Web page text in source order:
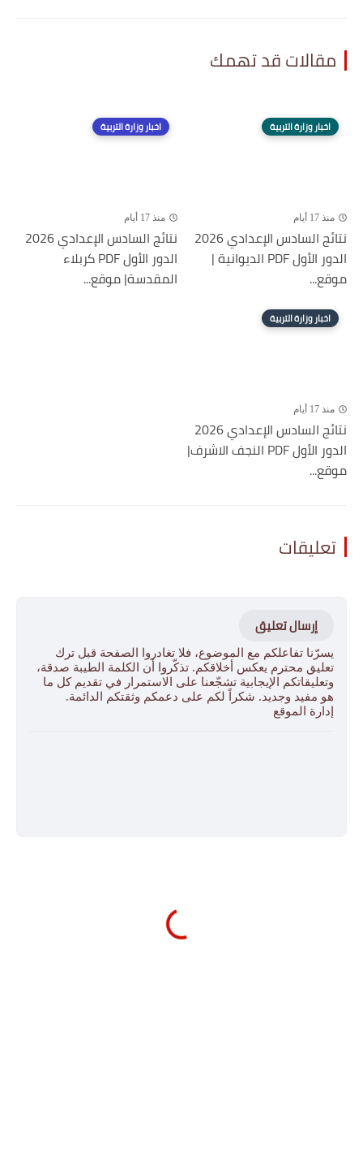
مقالات قد تهمك
اخبار وزارة التربية
منذ 17 أيام
نتائج السادس الإعدادي 2026
الدور الأول PDF الديوانية |
موقع...
اخبار وزارة التربية
منذ 17 أيام
نتائج السادس الإعدادي 2026
الدور الأول PDF كربلاء
المقدسة| موقع...
اخبار وزارة التربية
منذ 17 أيام
نتائج السادس الإعدادي 2026
الدور الأول PDF النجف الاشرف|
موقع...
تعليقات
إرسال تعليق
يسرّنا تفاعلكم مع الموضوع، فلا تغادروا الصفحة قبل ترك
تعليق محترم يعكس أخلاقكم. تذكّروا أن الكلمة الطيبة صدقة،
وتعليقاتكم الإيجابية تشجّعنا على الاستمرار في تقديم كل ما
هو مفيد وجديد. شكراً لكم على دعمكم وثقتكم الدائمة.
إدارة الموقع